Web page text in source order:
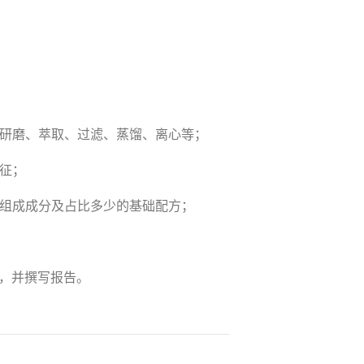
、萃取、过滤、蒸馏、离心等；
；
成分及占比多少的基础配方；
撰写报告。